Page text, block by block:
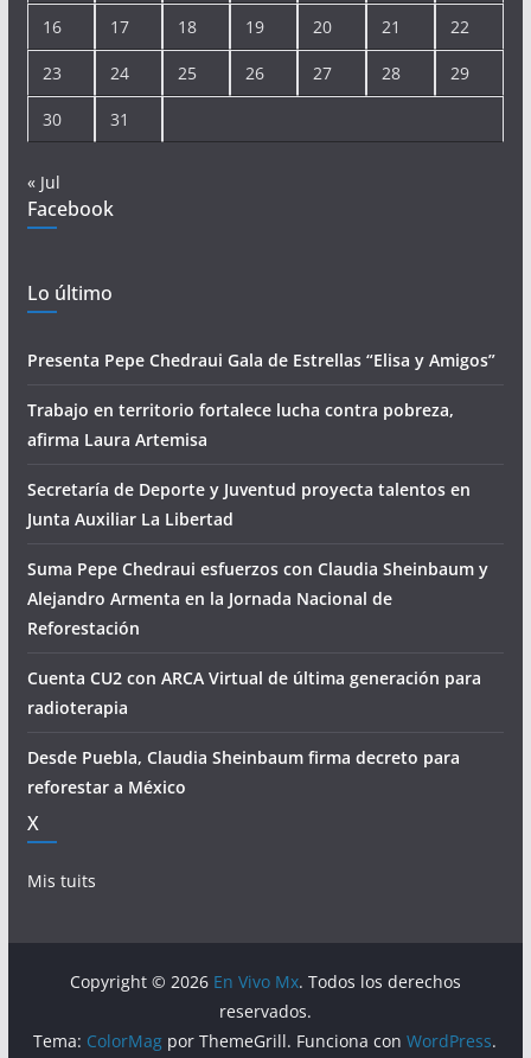
16 17 18 19 20 21 22
23 24 25 26 27 28 29
30 31
« Jul
Facebook
Lo último
Presenta Pepe Chedraui Gala de Estrellas “Elisa y Amigos”
Trabajo en territorio fortalece lucha contra pobreza,
afirma Laura Artemisa
Secretaría de Deporte y Juventud proyecta talentos en
Junta Auxiliar La Libertad
Suma Pepe Chedraui esfuerzos con Claudia Sheinbaum y
Alejandro Armenta en la Jornada Nacional de
Reforestación
Cuenta CU2 con ARCA Virtual de última generación para
radioterapia
Desde Puebla, Claudia Sheinbaum firma decreto para
reforestar a México
X
Mis tuits
Copyright © 2026 En Vivo Mx. Todos los derechos
reservados.
Tema: ColorMag por ThemeGrill. Funciona conWordPress.